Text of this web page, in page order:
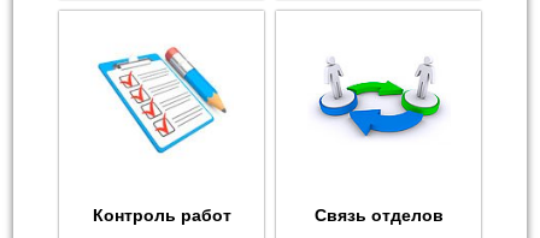
Контроль работ Связь отделов